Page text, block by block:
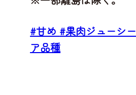
#甘め #果肉ジューシー
ア品種